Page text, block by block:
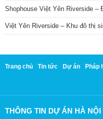
Shophouse Việt Yên Riverside
Việt Yên Riverside – Khu đô thị
Trang chủ Tin tức Dự án Pháp
THÔNG TIN DỰ ÁN HÀ NỘI